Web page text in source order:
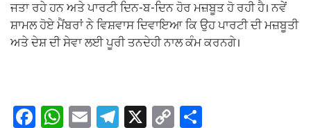
ਜਤਾ ਰਹੇ ਹਨ ਅਤੇ ਪਾਰਟੀ ਦਿਨ-ਬ-ਦਿਨ ਹੋਰ ਮਜ਼ਬੂਤ ਹੋ ਰਹੀ ਹੈ। ਨਵੇਂ
ਸ਼ਾਮਲ ਹੋਏ ਮੈਂਬਰਾਂ ਨੇ ਵਿਸ਼ਵਾਸ ਦਿਵਾਇਆ ਕਿ ਉਹ ਪਾਰਟੀ ਦੀ ਮਜ਼ਬੂਤੀ
ਅਤੇ ਦੇਸ਼ ਦੀ ਸੇਵਾ ਲਈ ਪੂਰੀ ਤਨਦੇਹੀ ਨਾਲ ਕੰਮ ਕਰਨਗੇ।
F W E T X C